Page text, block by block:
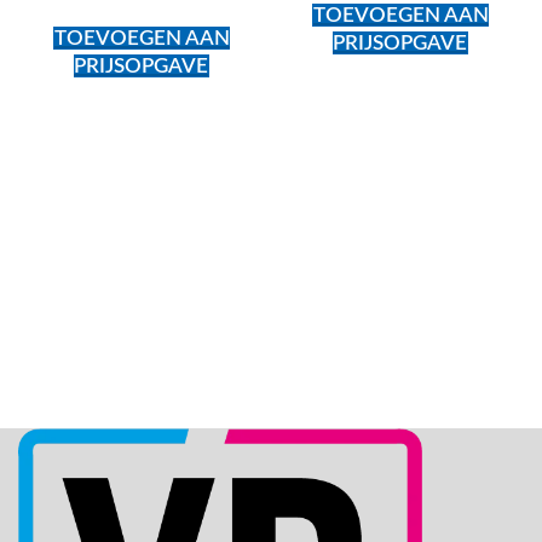
TOEVOEGEN AAN
PRIJSOPGAVE
TOEVOEGEN AAN
PRIJSOPGAVE